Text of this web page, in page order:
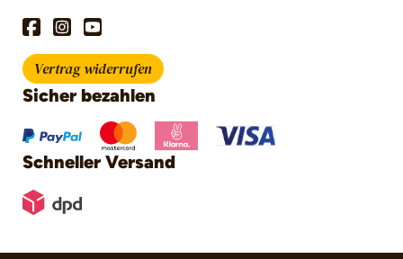
Vertrag widerrufen
Sicher bezahlen
Schneller Versand